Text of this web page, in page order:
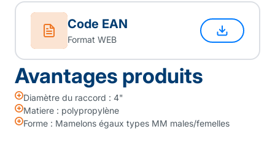
Code EAN
Format WEB
Avantages produits
Diamètre du raccord : 4"
Matiere : polypropylène
Forme : Mamelons égaux types MM males/femelles